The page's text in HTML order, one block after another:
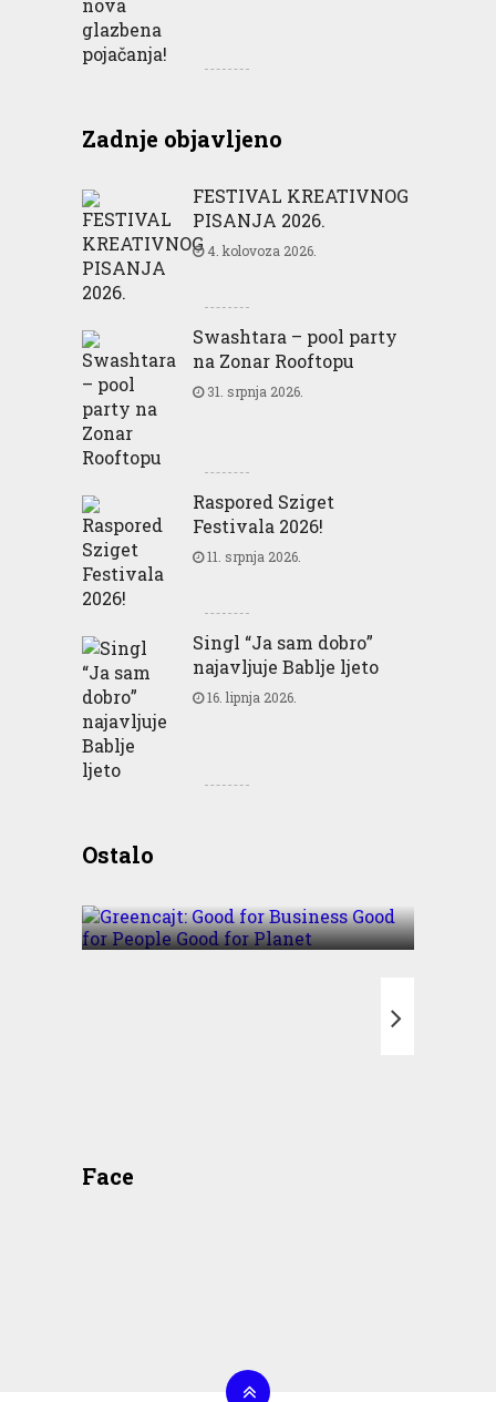
Zadnje objavljeno
FESTIVAL KREATIVNOG
PISANJA 2026.
4. kolovoza 2026.
Swashtara – pool party
na Zonar Rooftopu
31. srpnja 2026.
Raspored Sziget
Festivala 2026!
11. srpnja 2026.
Singl “Ja sam dobro”
najavljuje Bablje ljeto
16. lipnja 2026.
OstaloBusiness Good for People
Face